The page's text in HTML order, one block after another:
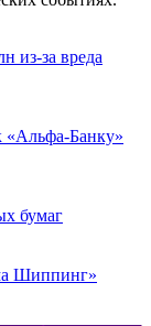
из-за вреда
«Альфа-Банку»
бумаг
Шиппинг»